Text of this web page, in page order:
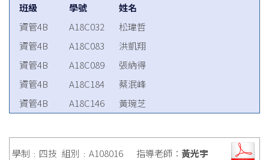
班級
學號
姓名
資管4B
A18C032
松瑋哲
資管4B
A18C083
洪凱翔
資管4B
A18C089
張納得
資管4B
A18C184
蔡泯峰
資管4B
A18C146 黃琬芝
學制﹕四技 組別﹕A108016 指導老師： 黃光宇